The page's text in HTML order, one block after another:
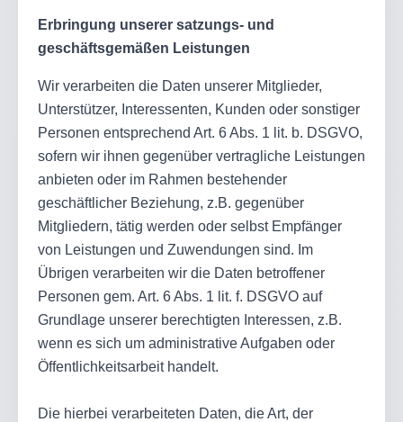
Erbringung unserer satzungs- und
geschäftsgemäßen Leistungen
Wir verarbeiten die Daten unserer Mitglieder,
Unterstützer, Interessenten, Kunden oder sonstiger
Personen entsprechend Art. 6 Abs. 1 lit. b. DSGVO,
sofern wir ihnen gegenüber vertragliche Leistungen
anbieten oder im Rahmen bestehender
geschäftlicher Beziehung, z.B. gegenüber
Mitgliedern, tätig werden oder selbst Empfänger
von Leistungen und Zuwendungen sind. Im
Übrigen verarbeiten wir die Daten betroffener
Personen gem. Art. 6 Abs. 1 lit. f. DSGVO auf
Grundlage unserer berechtigten Interessen, z.B.
wenn es sich um administrative Aufgaben oder
Öffentlichkeitsarbeit handelt.
Die hierbei verarbeiteten Daten, die Art, der